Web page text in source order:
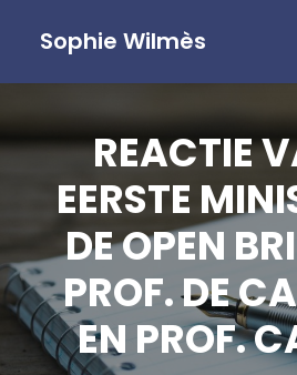
Sophie Wilmès
REACTIE
EERSTE
DE OPEN
PROF. DE
EN PROF.